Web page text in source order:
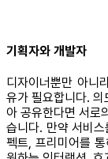
기획자와 개발자
디자이너뿐만 아니
유가 필요합니다.
아 공유한다면 서로
습니다. 만약 서비
펙트, 프리미어를